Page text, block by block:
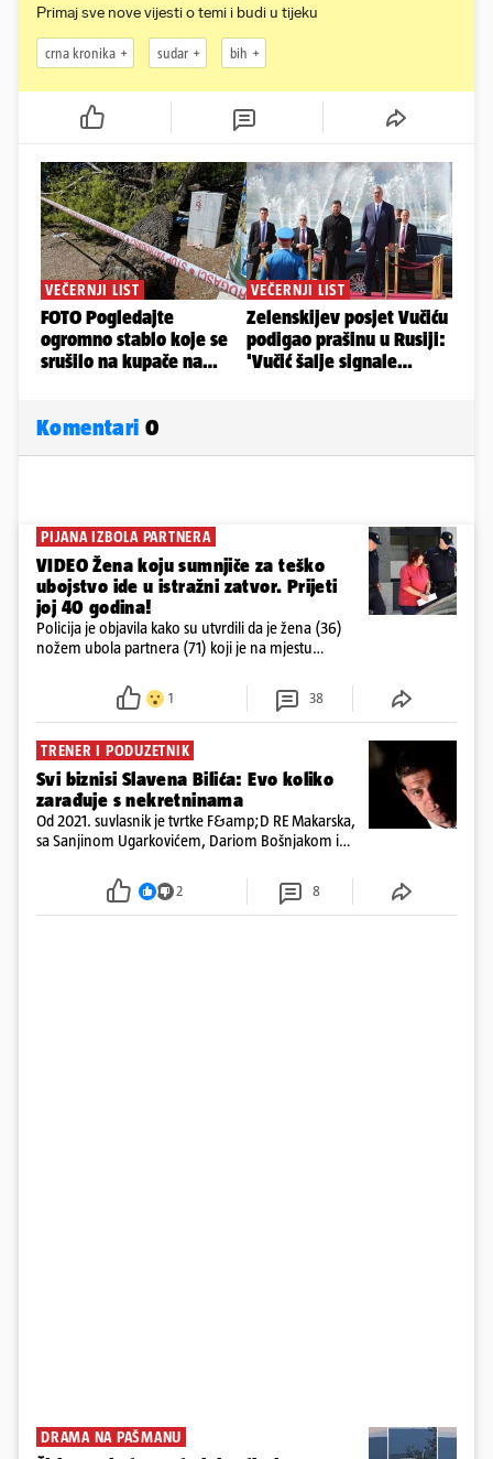
Primaj sve nove vijesti o temi i budi u tijeku
crna kronika sudar bih
Komentari 0
PIJANA IZBOLA PARTNERA
VIDEO Žena koju sumnjiče za teško
ubojstvo ide u istražni zatvor. Prijeti
joj 40 godina!
Policija je objavila kako su utvrdili da je žena (36)
nožem ubola partnera (71) koji je na mjestu
ispitali i poslali u istražni zatvor
1 38
TRENER I PODUZETNIK
Svi biznisi Slavena Bilića: Evo koliko
zarađuje s nekretninama
Od 2021. suvlasnik je tvrtke F&amp;D RE Makarska,
sa Sanjinom Ugarkovićem, Dariom Bošnjakom i
poslovanje nekretninama, a od osnutka nema
2 8
DRAMA NA PAŠMANU